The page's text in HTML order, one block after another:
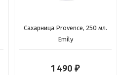
Сахарница Provence, 250 мл.
Emily
1 490 ₽